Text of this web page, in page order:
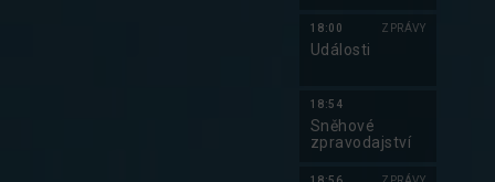
18:00 ZPRÁVY
Události
18:54
Sněhové
zpravodajství